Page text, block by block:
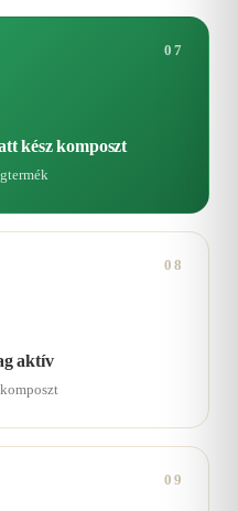
07
kész komposzt
08
aktív
09